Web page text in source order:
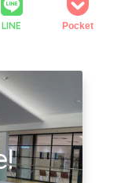
LINE Pocket